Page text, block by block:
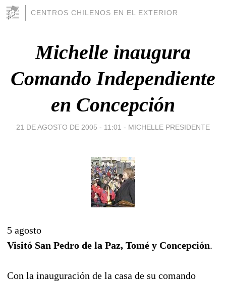
CENTROS CHILENOS EN EL EXTERIOR
Michelle inaugura
Comando Independiente
en Concepción
21 DE AGOSTO DE 2005 - 11:01 - MICHELLE PRESIDENTE
5 agosto
Visitó San Pedro de la Paz, Tomé y Concepción.
Con la inauguración de la casa de su comando